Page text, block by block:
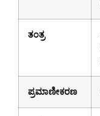
ತಂತ್ರ
ಪ್ರಮಾಣೀಕರಣ